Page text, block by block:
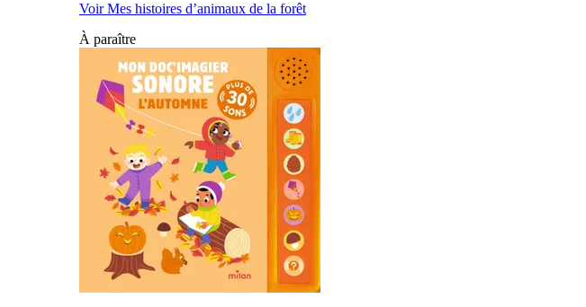
Voir Mes histoires d’animaux de la forêt
À paraître